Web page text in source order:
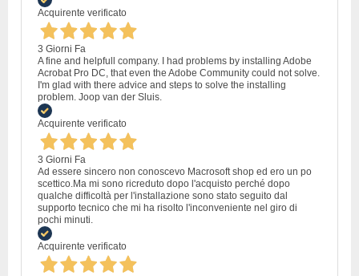
Acquirente verificato
3 Giorni Fa
A fine and helpfull company. I had problems by installing Adobe
Acrobat Pro DC, that even the Adobe Community could not solve.
I'm glad with there advice and steps to solve the installing
problem. Joop van der Sluis.
Acquirente verificato
3 Giorni Fa
Ad essere sincero non conoscevo Macrosoft shop ed ero un po
scettico.Ma mi sono ricreduto dopo l'acquisto perché dopo
qualche difficoltà per l'installazione sono stato seguito dal
supporto tecnico che mi ha risolto l'inconveniente nel giro di
pochi minuti.
Acquirente verificato